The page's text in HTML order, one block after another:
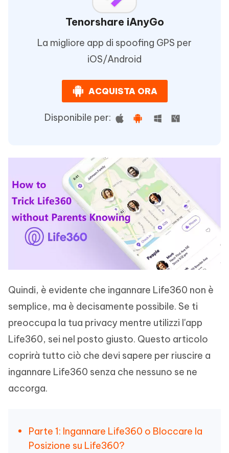
Tenorshare iAnyGo
La migliore app di spoofing GPS per
iOS/Android
ACQUISTA ORA
Disponibile per:
Quindi, è evidente che ingannare Life360 non è
semplice, ma è decisamente possibile. Se ti
preoccupa la tua privacy mentre utilizzi l'app
Life360, sei nel posto giusto. Questo articolo
coprirà tutto ciò che devi sapere per riuscire a
ingannare Life360 senza che nessuno se ne
accorga.
Parte 1: Ingannare Life360 o Bloccare la
Posizione su Life360?